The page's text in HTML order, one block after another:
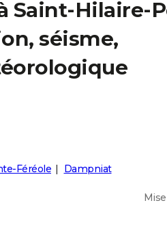
Saint-Hilaire-
séisme,
Féréole Dampniat